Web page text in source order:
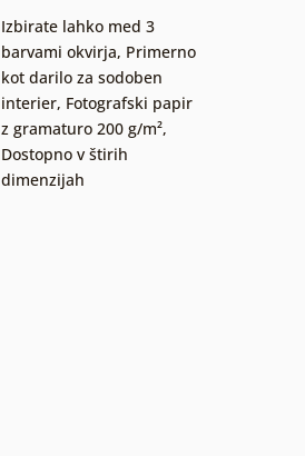
Izbirate lahko med 3
barvami okvirja, Primerno
kot darilo za sodoben
interier, Fotografski papir
z gramaturo 200 g/m²,
Dostopno v štirih
dimenzijah